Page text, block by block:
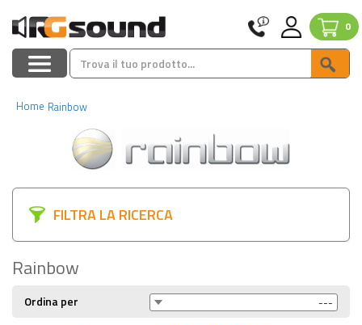
0
Home Rainbow
FILTRA LA RICERCA
Rainbow
Ordina per